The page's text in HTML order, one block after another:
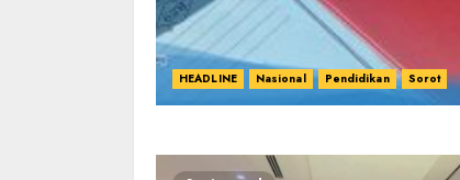
HEADLINE Nasional Pendidikan Sorot